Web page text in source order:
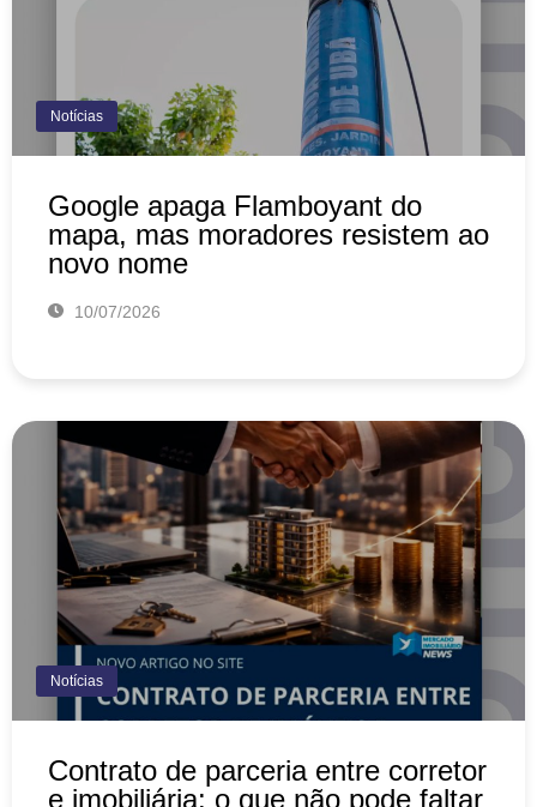
Notícias
Google apaga Flamboyant do
mapa, mas moradores resistem ao
novo nome
10/07/2026
Notícias
Contrato de parceria entre corretor
e imobiliária: o que não pode faltar